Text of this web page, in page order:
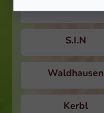
LIKIT
S.I.N
Waldhausen
Kerbl